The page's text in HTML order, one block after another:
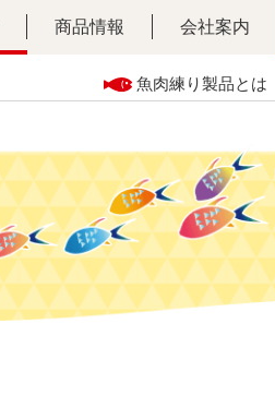
商品情報 会社案内
魚肉練り製品とは